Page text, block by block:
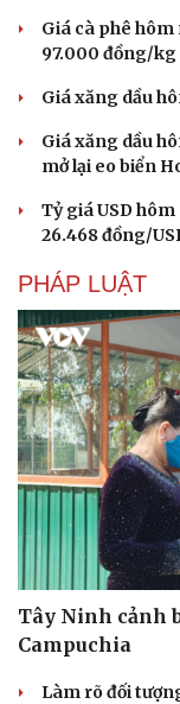
Văn học
Âm nhạc
Giá cà phê
97.000 đồng/kg
Giá xăng dầu
Giá xăng dầu
mở lại eo biển
Tỷ giá USD
26.468 đồng/
PHÁP LUẬT
Tây Ninh cảnh
Campuchia
Làm rõ đối